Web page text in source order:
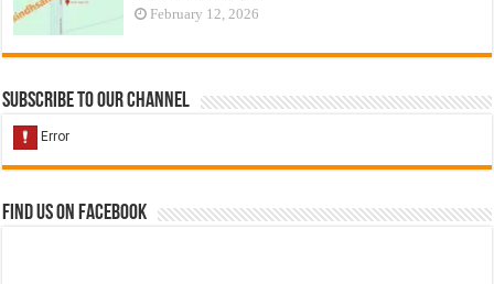
February 12, 2026
Subscribe to our Channel
Find us on Facebook